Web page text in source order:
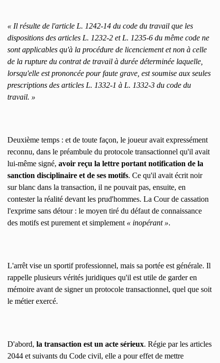
« Il résulte de l'article L. 1242-14 du code du travail que les
dispositions des articles L. 1232-2 et L. 1235-6 du même code ne
sont applicables qu'à la procédure de licenciement et non à celle
de la rupture du contrat de travail à durée déterminée laquelle,
lorsqu'elle est prononcée pour faute grave, est soumise aux seules
prescriptions des articles L. 1332-1 à L. 1332-3 du code du
travail. »
Deuxième temps : et de toute façon, le joueur avait expressément
reconnu, dans le préambule du protocole transactionnel qu'il avait
lui-même signé, avoir reçu la lettre portant notification de la
sanction disciplinaire et de ses motifs. Ce qu'il avait écrit noir
sur blanc dans la transaction, il ne pouvait pas, ensuite, en
contester la réalité devant les prud'hommes. La Cour de cassation
l'exprime sans détour : le moyen tiré du défaut de connaissance
des motifs est purement et simplement « inopérant ».
L'arrêt vise un sportif professionnel, mais sa portée est générale. Il
rappelle plusieurs vérités juridiques qu'il est utile de garder en
mémoire avant de signer un protocole transactionnel, quel que soit
le métier exercé.
D'abord, la transaction est un acte sérieux. Régie par les articles
2044 et suivants du Code civil, elle a pour effet de mettre